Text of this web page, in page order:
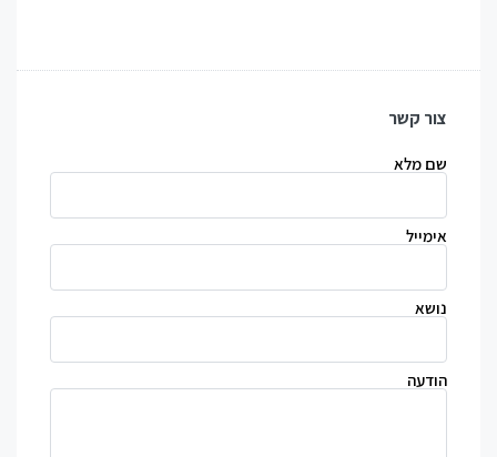
צור קשר
שם מלא
אימייל
נושא
הודעה